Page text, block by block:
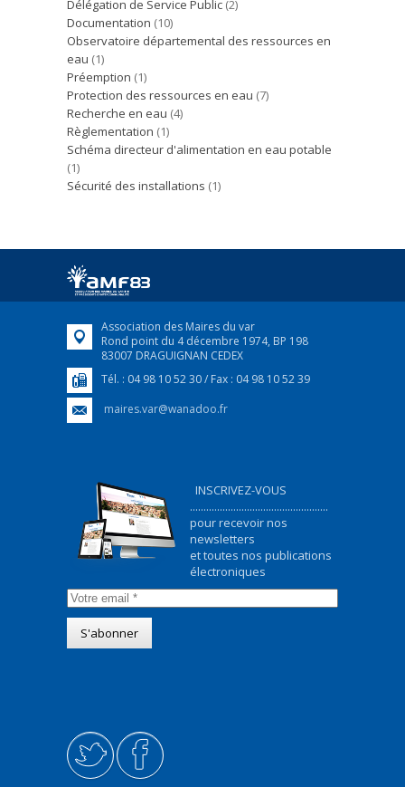
Délégation de Service Public (2)
Documentation (10)
Observatoire départemental des ressources en
eau (1)
Préemption (1)
Protection des ressources en eau (7)
Recherche en eau (4)
Règlementation (1)
Schéma directeur d'alimentation en eau potable
(1)
Sécurité des installations (1)
Association des Maires du var
Rond point du 4 décembre 1974, BP 198
83007 DRAGUIGNAN CEDEX
Tél. : 04 98 10 52 30 / Fax : 04 98 10 52 39
maires.var@wanadoo.fr
INSCRIVEZ-VOUS
...................................................
pour recevoir nos
newsletters
et toutes nos publications
électroniques